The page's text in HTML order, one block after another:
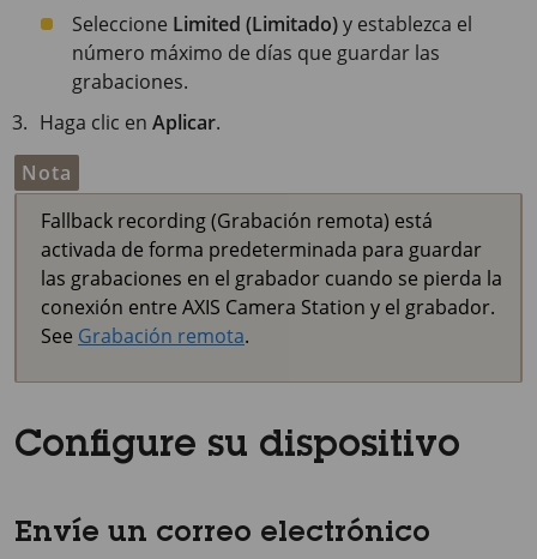
Seleccione Limited (Limitado)y establezca el
número máximo de días que guardar las
grabaciones.
Haga clic enAplicar.
Nota
Fallback recording (Grabación remota) está
activada de forma predeterminada para guardar
las grabaciones en el grabador cuando se pierda la
conexión entre AXIS Camera Station y el grabador.
See Grabación remota.
Configure su dispositivo
Envíe un correo electrónico